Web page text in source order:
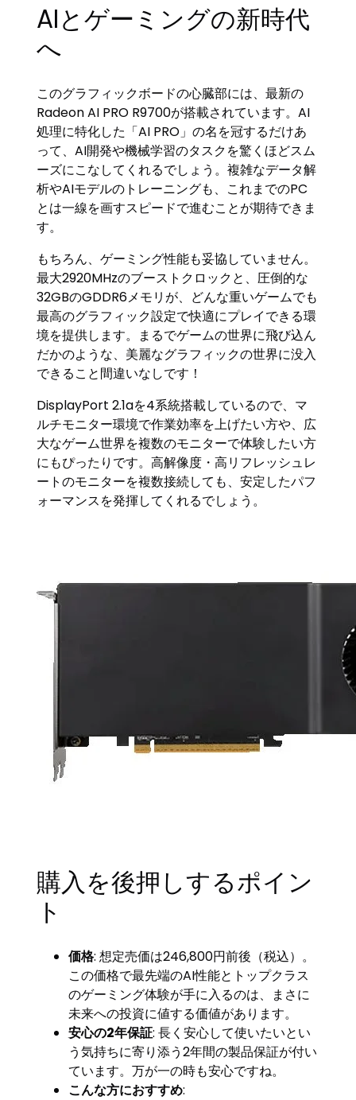
AIとゲーミングの新時代
へ
このグラフィックボードの心臓部には、最新の
Radeon AI PRO R9700が搭載されています。AI
処理に特化した「AI PRO」の名を冠するだけあ
って、AI開発や機械学習のタスクを驚くほどスム
ーズにこなしてくれるでしょう。複雑なデータ解
析やAIモデルのトレーニングも、これまでのPC
とは一線を画すスピードで進むことが期待できま
す。
もちろん、ゲーミング性能も妥協していません。
最大2920MHzのブーストクロックと、圧倒的な
32GBのGDDR6メモリが、どんな重いゲームでも
最高のグラフィック設定で快適にプレイできる環
境を提供します。まるでゲームの世界に飛び込ん
だかのような、美麗なグラフィックの世界に没入
できること間違いなしです！
DisplayPort 2.1aを4系統搭載しているので、マ
ルチモニター環境で作業効率を上げたい方や、広
大なゲーム世界を複数のモニターで体験したい方
にもぴったりです。高解像度・高リフレッシュレ
ートのモニターを複数接続しても、安定したパフ
ォーマンスを発揮してくれるでしょう。
購入を後押しするポイン
ト
価格: 想定売価は246,800円前後（税込）。
この価格で最先端のAI性能とトップクラス
のゲーミング体験が手に入るのは、まさに
未来への投資に値する価値があります。
安心の2年保証: 長く安心して使いたいとい
う気持ちに寄り添う2年間の製品保証が付い
ています。万が一の時も安心ですね。
こんな方におすすめ: